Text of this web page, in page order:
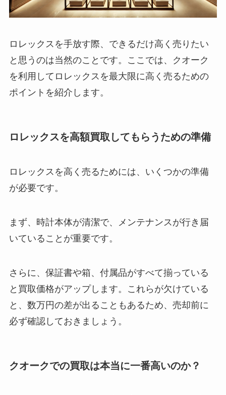
ロレックスを手放す際、できるだけ高く売りたい
と思うのは当然のことです。ここでは、クオーク
を利用してロレックスを最大限に高く売るための
ポイントを紹介します。
ロレックスを高額買取してもらうための準備
ロレックスを高く売るためには、いくつかの準備
が必要です。
まず、時計本体が清潔で、メンテナンスが行き届
いていることが重要です。
さらに、保証書や箱、付属品がすべて揃っている
と買取価格がアップします。これらが欠けている
と、数万円の差が出ることもあるため、売却前に
必ず確認しておきましょう。
クオークでの買取は本当に一番高いのか？